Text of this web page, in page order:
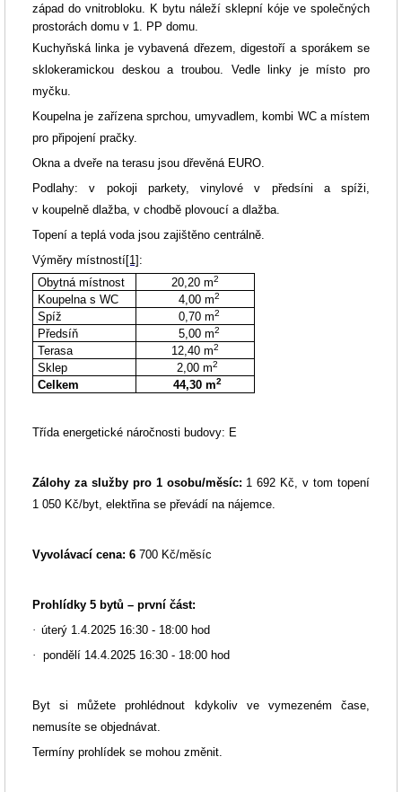
západ do vnitrobloku. K bytu náleží sklepní kóje ve společných
prostorách domu v 1. PP domu.
Kuchyňská linka je vybavená dřezem, digestoří a sporákem se
sklokeramickou deskou a troubou. Vedle linky je místo pro
myčku.
Koupelna je zařízena sprchou, umyvadlem, kombi WC a místem
pro připojení pračky.
Okna a dveře na terasu jsou dřevěná EURO.
Podlahy: v pokoji parkety, vinylové v předsíni a spíži,
v koupelně dlažba, v chodbě plovoucí a dlažba.
Topení a teplá voda jsou zajištěno centrálně.
Výměry místností[1] :
Obytná místnost
20,20 m2
Koupelna s WC 4,00m2
Spíž 0,70m2
Předsíň 5,00m2
Terasa 12,40 m2
Sklep 2,00m2
Celkem 44,30m2
Třída energetické náročnosti budovy: E
Zálohy za služby pro 1 osobu/měsíc: 1 692 Kč, v tom topení
1 050 Kč/byt, elektřina se převádí na nájemce.
Vyvolávací cena: 6 700 Kč/měsíc
Prohlídky 5 bytů – první část:
· úterý 1.4.2025 16:30 - 18:00 hod
· pondělí 14.4.2025 16:30 - 18:00 hod
Byt si můžete prohlédnout kdykoliv ve vymezeném čase,
nemusíte se objednávat.
Termíny prohlídek se mohou změnit.